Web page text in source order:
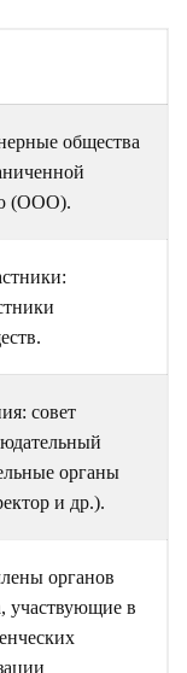
общества
(ООО).
совет
органы
и др.).
органов
участвующие в